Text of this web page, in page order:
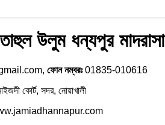
উলুম ধন্যপুর মাদরাসা
ফোন নম্বরঃ01835-010616
কোর্ট, সদর, নোয়াখালী